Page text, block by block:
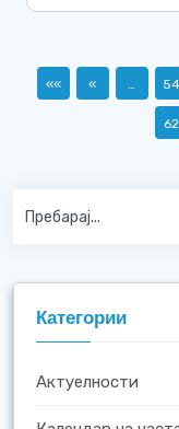
«« « … 54
62
Категории
Актуелности